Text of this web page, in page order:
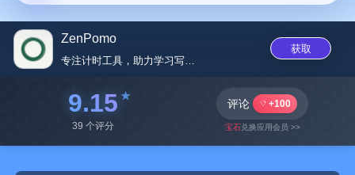
ZenPomo
专注计时工具，助力学习写作，减...
获取
9.15
39 个评分
评论 +100
宝石兑换应用会员 >>